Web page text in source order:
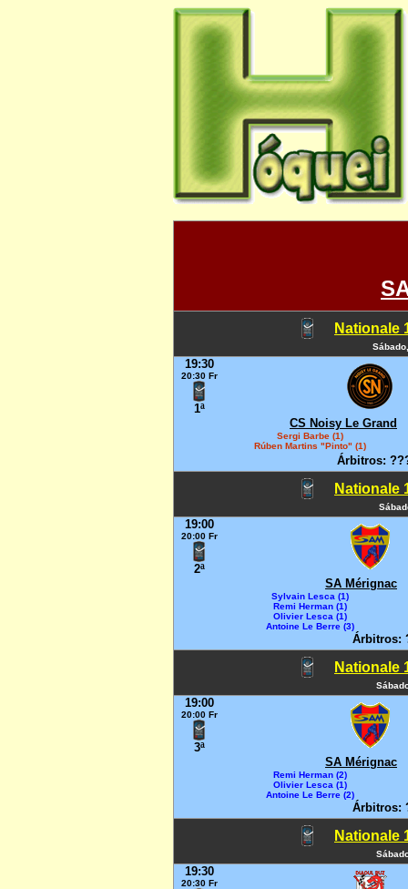
Nationale
19:30
20:30 Fr
1ª
CS Noisy Le Grand
Sergi Barbe (1)
Rúben Martins "Pinto" (1)
Árbitros:
Nationale
19:00
20:00 Fr
2ª
SA Mérignac
Sylvain Lesca (1)
Remi Herman (1)
Olivier Lesca (1)
Antoine Le Berre (3)
Árbitros:
Nationale
19:00
20:00 Fr
3ª
SA Mérignac
Remi Herman (2)
Olivier Lesca (1)
Antoine Le Berre (2)
Árbitros:
Nationale
19:30
20:30 Fr